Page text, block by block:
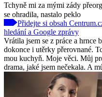
Tchyně mi za mými zády
se ohradila, nastalo peklo
Přidejte si obsah
hledání a Google zprávy
Vrátila jsem se z práce a
dokonce i utěrky přerovnané.
mou kuchyň. Moje věci. Můj
drama, jaké jsem nečekala. A